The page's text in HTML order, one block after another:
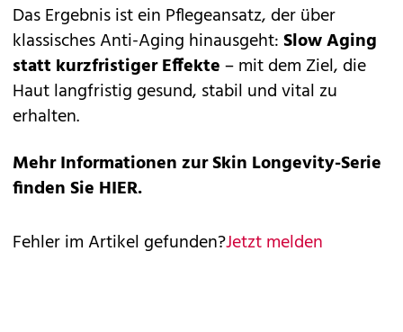
Das Ergebnis ist ein Pflegeansatz, der über
klassisches Anti-Aging hinausgeht:Slow Aging
statt kurzfristiger Effekte– mit dem Ziel, die
Haut langfristig gesund, stabil und vital zu
erhalten.
Mehr Informationen zur Skin Longevity-Serie
finden Sie HIER.
Fehler im Artikel gefunden?Jetzt melden